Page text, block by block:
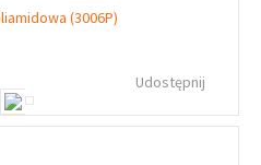
Udostępnij